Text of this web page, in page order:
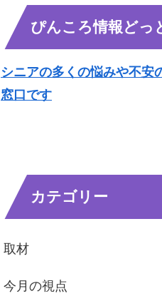
ぴんころ情報どっ
シニアの多くの悩みや不安
窓口です
カテゴリー
取材
今月の視点